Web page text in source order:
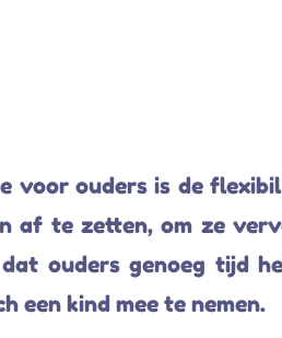
voor ouders is de
af te zetten, om ze
ouders genoeg tijd
een kind mee te nemen.